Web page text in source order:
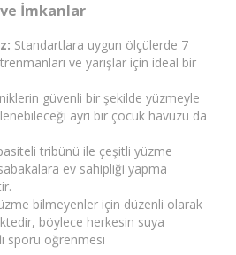
İmkanlar
Standartlara uygun ölçülerde 7
ve yarışlar için ideal bir
güvenli bir şekilde yüzmeyle
ayrı bir çocuk havuzu da
tribünü ile çeşitli yüzme
ev sahipliği yapma
bilmeyenler için düzenli olarak
böylece herkesin suya
sporu öğrenmesi